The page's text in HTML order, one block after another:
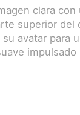
clara con
superior del
avatar para
impulsado